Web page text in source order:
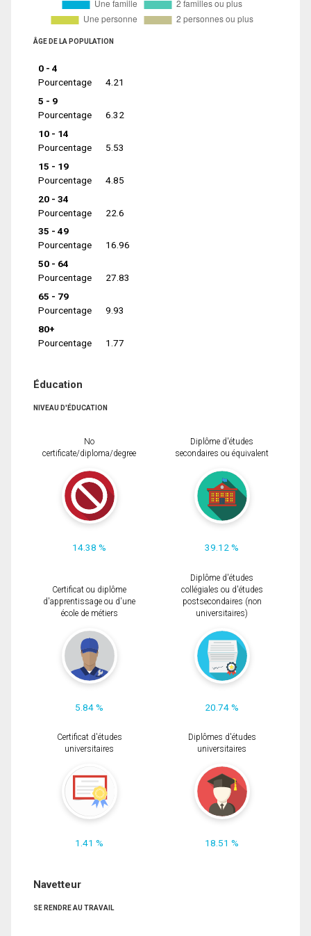
ÂGE DE LA POPULATION
0 - 4
Pourcentage
4.21
5 - 9
Pourcentage
6.32
10 - 14
Pourcentage
5.53
15 - 19
Pourcentage
4.85
20 - 34
Pourcentage
22.6
35 - 49
Pourcentage
16.96
50 - 64
Pourcentage
27.83
65 - 79
Pourcentage
9.93
80+
Pourcentage
1.77
Éducation
NIVEAU D'ÉDUCATION
No
certificate/diploma/degree
14.38 %
Diplôme d'études
secondaires ou équivalent
39.12 %
Certificat ou diplôme
d'apprentissage ou d'une
école de métiers
5.84 %
Diplôme d'études
collégiales ou d'études
postsecondaires (non
universitaires)
20.74 %
Certificat d'études
universitaires
1.41 %
Diplômes d'études
universitaires
18.51 %
Navetteur
SE RENDRE AU TRAVAIL